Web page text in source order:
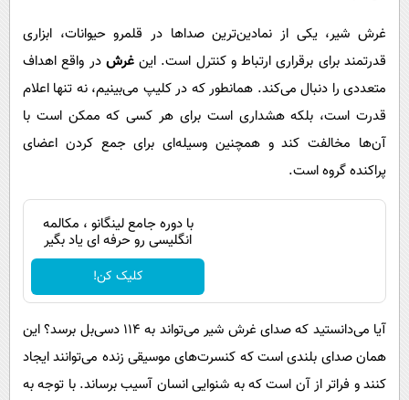
غرش شیر، یکی از نمادین‌ترین صدا‌ها در قلمرو حیوانات، ابزاری
قدرتمند برای برقراری ارتباط و کنترل است. اینغرش در واقع اهداف
متعددی را دنبال می‌کند. همانطور که در کلیپ می‌بینیم، نه تنها اعلام
قدرت است، بلکه هشداری است برای هر کسی که ممکن است با
آن‌ها مخالفت کند و همچنین وسیله‌ای برای جمع کردن اعضای
پراکنده گروه است.
با دوره جامع لینگانو ، مکالمه
انگلیسی رو حرفه ای یاد بگیر
کلیک کن!
آیا می‌دانستید که صدای غرش شیر می‌تواند به ۱۱۴ دسی‌بل برسد؟ این
همان صدای بلندی است که کنسرت‌های موسیقی زنده می‌توانند ایجاد
کنند و فراتر از آن است که به شنوایی انسان آسیب برساند. با توجه به